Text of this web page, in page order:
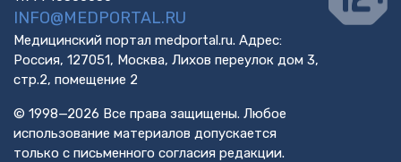
INFO@MEDPORTAL.RU
Медицинский портал medportal.ru. Адрес:
Россия, 127051, Москва, Лихов переулок дом 3,
стр.2, помещение 2
© 1998—2026 Все права защищены. Любое
использование материалов допускается
только с письменного согласия редакции.